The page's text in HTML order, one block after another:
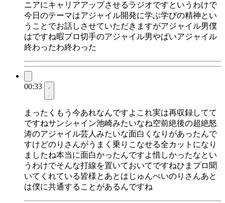
ニアにキャリアアップさせるラジオですというわけで
今日のテーマはアジャイル開発に学ぶ学びの精神とい
うことでお話しさせていただきますがアジャイル男僕
はですね暇プロ切手のアジャイル男やばいアジャイル
終わったわ終わった
00:33
まったくもう今あれなんですよこれ実は再収録してて
ですねサンシャイン池崎みたいなね空前絶後の超絶怒
涛のアジャイル芸人みたいな面白くなりがあったんで
すけどのりさんがうまく乗りこなせる全カットになり
ましたね本当に面白かったんですよ惜しかったなとい
うわけでそんな打線を置いておいてですねひまプロ聞
いてくれている皆様とあとはじゅんぺいのりさんあと
は僕に共通することがあるんですね